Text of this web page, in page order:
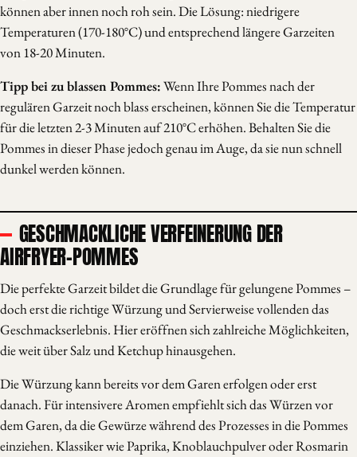
können aber innen noch roh sein. Die Lösung: niedrigere
Temperaturen (170-180°C) und entsprechend längere Garzeiten
von 18-20 Minuten.
Tipp bei zu blassen Pommes:Wenn Ihre Pommes nach der
regulären Garzeit noch blass erscheinen, können Sie die Temperatur
für die letzten 2-3 Minuten auf 210°C erhöhen. Behalten Sie die
Pommes in dieser Phase jedoch genau im Auge, da sie nun schnell
dunkel werden können.
GESCHMACKLICHE VERFEINERUNG DER
AIRFRYER-POMMES
Die perfekte Garzeit bildet die Grundlage für gelungene Pommes –
doch erst die richtige Würzung und Servierweise vollenden das
Geschmackserlebnis. Hier eröffnen sich zahlreiche Möglichkeiten,
die weit über Salz und Ketchup hinausgehen.
Die Würzung kann bereits vor dem Garen erfolgen oder erst
danach. Für intensivere Aromen empfiehlt sich das Würzen vor
dem Garen, da die Gewürze während des Prozesses in die Pommes
einziehen. Klassiker wie Paprika, Knoblauchpulver oder Rosmarin